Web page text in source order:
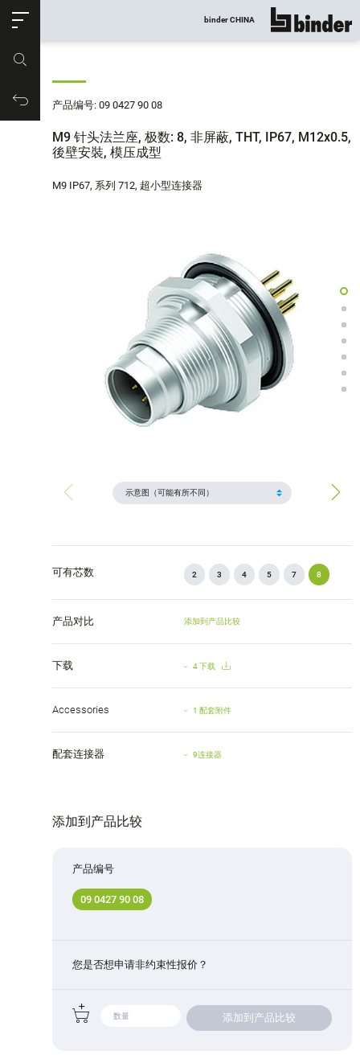
购物车
binder CHINA 显示所有
产品编号: 09 0427 90 08
M9 针头法兰座, 极数: 8, 非屏蔽, THT, IP67, M12x0.5,
後壁安裝, 模压成型
M9 IP67, 系列 712, 超小型连接器
可有芯数 2 3 4 5 7 8
产品对比 添加到产品比较
下载 4 下载
Accessories 1 配套附件
配套连接器 9连接器
添加到产品比较
产品编号
09 0427 90 08
您是否想申请非约束性报价？
添加到产品比较